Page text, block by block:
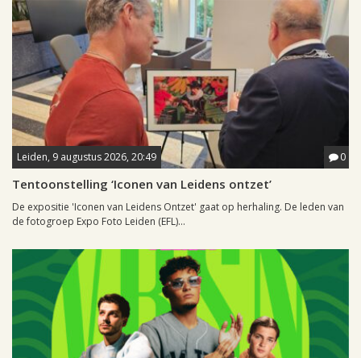
Leiden, 9 augustus 2026, 20:49 0
Tentoonstelling ‘Iconen van Leidens ontzet’
De expositie 'Iconen van Leidens Ontzet' gaat op herhaling. De leden van
de fotogroep Expo Foto Leiden (EFL)...